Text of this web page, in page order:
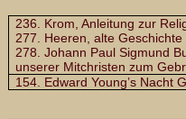
236. Krom, Anleitung zur
277. Heeren, alte Geschichte
278. Johann Paul Sigmund
unserer Mitchristen zum
154. Edward Young’s Nacht